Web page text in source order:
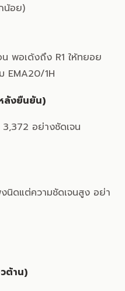
น้อย)
น พอเด้งถึง R1 ให้ทยอย
EMA20/1H
ลังยืนยัน)
อย่างชัดเจน
นิดแต่ความชัดเจนสูง อย่า
ต้าน)